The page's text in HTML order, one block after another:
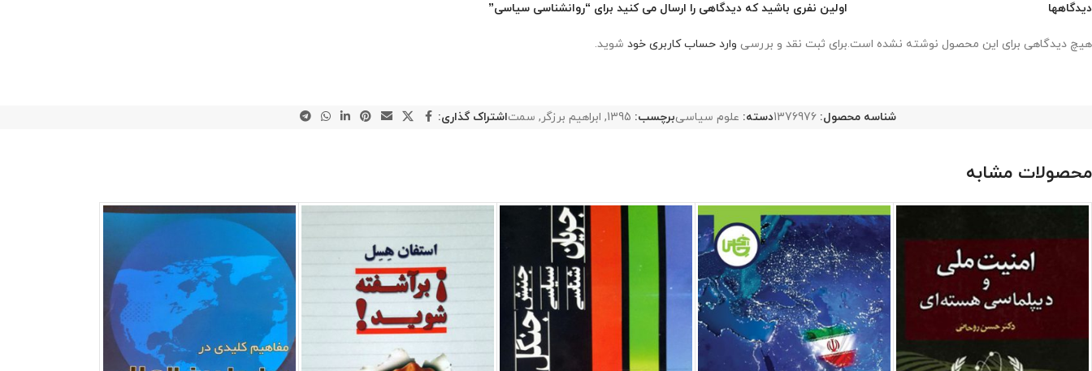
دیدگاهها
هیچ دیدگاهی برای این محصول نوشته نشده است.
اولین نفری باشید که دیدگاهی را ارسال می کنید برای “روانشناسی سیاسی”
برای ثبت نقد و بررسی وارد حساب کاربری خود شوید.
شناسه محصول: 1376976دسته: علوم سیاسیبرچسب: 1395
, ابراهیم برزگر , سمتاشتراک گذاری:
محصولات مشابه